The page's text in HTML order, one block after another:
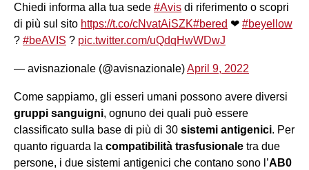
Chiedi informa alla tua sede #Avis di riferimento o scopri
di più sul sito https://t.co/cNvatAiSZK#bered ❤ #beyellow
? #beAVIS ? pic.twitter.com/uQdqHwWDwJ
— avisnazionale (@avisnazionale)April 9, 2022
Come sappiamo, gli esseri umani possono avere diversi
gruppi sanguigni, ognuno dei quali può essere
classificato sulla base di più di 30 sistemi antigenici. Per
quanto riguarda la compatibilità trasfusionale tra due
persone, i due sistemi antigenici che contano sono l’AB0